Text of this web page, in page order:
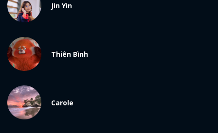
Jin Yin
Thiên Bình
Carole